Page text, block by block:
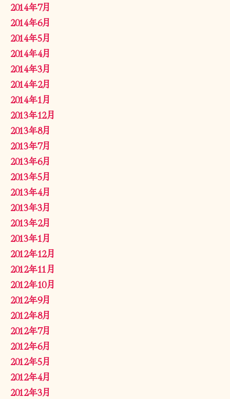
2014年7月
2014年6月
2014年5月
2014年4月
2014年3月
2014年2月
2014年1月
2013年12月
2013年8月
2013年7月
2013年6月
2013年5月
2013年4月
2013年3月
2013年2月
2013年1月
2012年12月
2012年11月
2012年10月
2012年9月
2012年8月
2012年7月
2012年6月
2012年5月
2012年4月
2012年3月